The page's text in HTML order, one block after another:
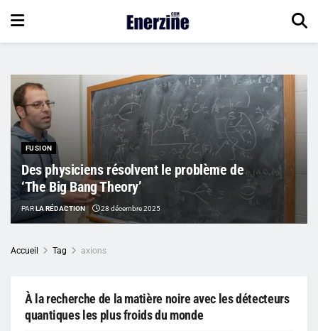
FUSION
Des physiciens résolvent le problème de
‘The Big Bang Theory’
PARLA RÉDACTION 28 décembre 2025
Accueil Tag axions
À la recherche de la matière noire avec les détecteurs
quantiques les plus froids du monde